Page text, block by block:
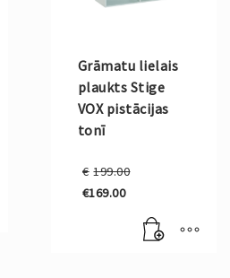
Grāmatu lielais
plaukts Stige
VOX pistācijas
tonī
€ 199.00
€199.00.
€169.00